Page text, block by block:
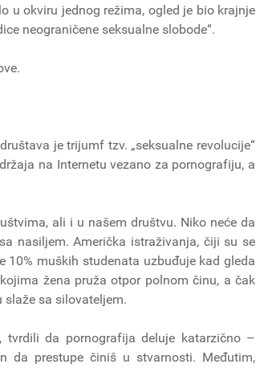
u okviru jednog režima, ogled je bio krajnje
neograničene seksualne slobode“.
je trijumf tzv. „seksualne revolucije“
na Internetu vezano za pornografiju, a
ali i u našem društvu. Niko neće da
nasiljem. Američka istraživanja, čiji su se
muških studenata uzbuđuje kad gleda
žena pruža otpor polnom činu, a čak
sa silovateljem.
tvrdili da pornografija deluje katarzično –
da prestupe činiš u stvarnosti. Međutim,